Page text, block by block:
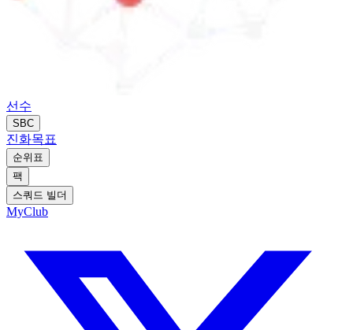
선수
SBC
진화목표
순위표
팩
스쿼드 빌더
MyClub